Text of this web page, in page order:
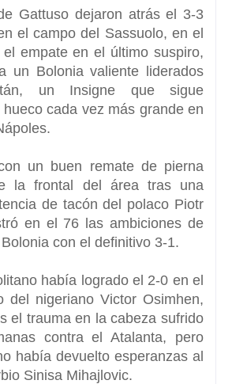
Gattuso dejaron atrás el 3-3
el campo del Sassuolo, en el
empate en el último suspiro,
un Bolonia valiente liderados
un Insigne que sigue
cada vez más grande en
un buen remate de pierna
la frontal del área tras una
de tacón del polaco Piotr
en el 76 las ambiciones de
con el definitivo 3-1.
había logrado el 2-0 en el
del nigeriano Victor Osimhen,
el trauma en la cabeza sufrido
contra el Atalanta, pero
había devuelto esperanzas al
Sinisa Mihajlovic.